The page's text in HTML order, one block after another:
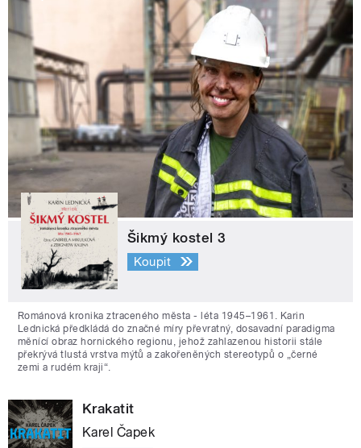
Šikmý kostel 3
Koupit
Románová kronika ztraceného města - léta 1945–1961. Karin
Lednická předkládá do značné míry převratný, dosavadní paradigma
měnící obraz hornického regionu, jehož zahlazenou historii stále
překrývá tlustá vrstva mýtů a zakořeněných stereotypů o „černé
zemi a rudém kraji“.
Krakatit
Karel Čapek